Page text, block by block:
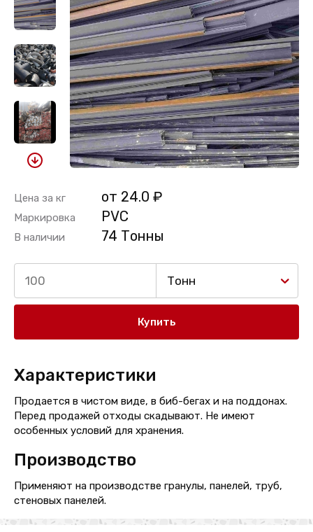
Цена за кг от 24.0 ₽
Маркировка PVC
В наличии 74 Тонны
Тонн
Купить
Характеристики
Продается в чистом виде, в биб-бегах и на поддонах.
Перед продажей отходы скадывают. Не имеют
особенных условий для хранения.
Производство
Применяют на производстве гранулы, панелей, труб,
стеновых панелей.